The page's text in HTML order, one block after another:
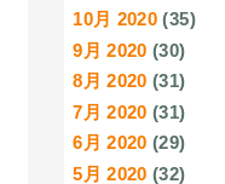
10月 2020 (35)
9月 2020 (30)
8月 2020 (31)
7月 2020 (31)
6月 2020 (29)
5月 2020 (32)